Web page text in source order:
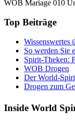
WOB Mariage 010
Top Beiträge
Wissenswertes
So werden Sie
Spirit-Theken:
WOB Drogen
Der World-
Drogen zum
Inside World